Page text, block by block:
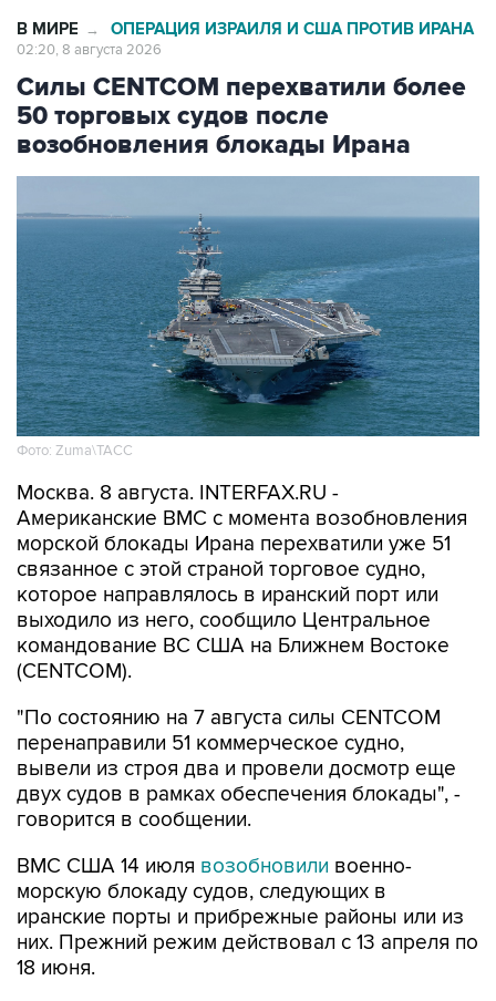
В МИРЕ → ОПЕРАЦИЯ ИЗРАИЛЯ И США ПРОТИВ ИРАНА
02:20, 8 августа 2026
Силы CENTCOM перехватили более
50 торговых судов после
возобновления блокады Ирана
Фото: Zuma\ТАСС
Москва. 8 августа. INTERFAX.RU -
Американские ВМС с момента возобновления
морской блокады Ирана перехватили уже 51
связанное с этой страной торговое судно,
которое направлялось в иранский порт или
выходило из него, сообщило Центральное
командование ВС США на Ближнем Востоке
(CENTCOM).
"По состоянию на 7 августа силы CENTCOM
перенаправили 51 коммерческое судно,
вывели из строя два и провели досмотр еще
двух судов в рамках обеспечения блокады", -
говорится в сообщении.
ВМС США 14 июля возобновили военно-
морскую блокаду судов, следующих в
иранские порты и прибрежные районы или из
них. Прежний режим действовал с 13 апреля по
18 июня.